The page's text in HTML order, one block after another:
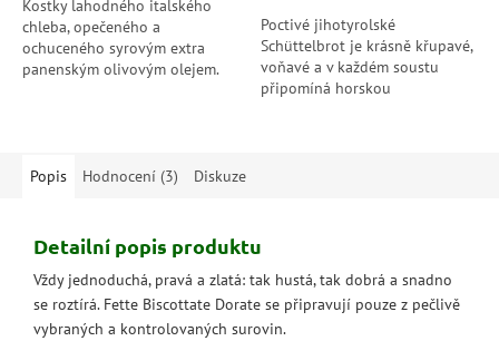
Kostky lahodného italského
chleba, opečeného a
ochuceného syrovým extra
panenským olivovým olejem.
Poctivé jihotyrolské
Schüttelbrot je krásně křupavé,
voňavé a v každém soustu
připomíná horskou
Popis
Hodnocení (3) Diskuze
Detailní popis produktu
Vždy jednoduchá, pravá a zlatá: tak hustá, tak dobrá a snadno
se roztírá. Fette Biscottate Dorate se připravují pouze z pečlivě
vybraných a kontrolovaných surovin.